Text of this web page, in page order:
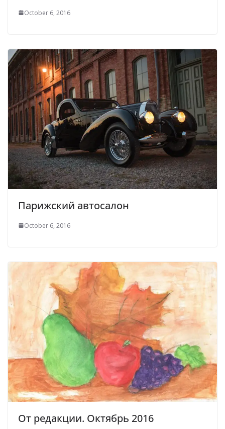
October 6, 2016
Парижский автосалон
October 6, 2016
От редакции. Октябрь 2016